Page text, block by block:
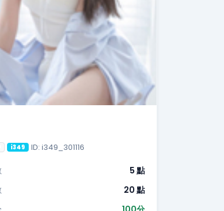
i349 ID: i349_301116
5 點
20 點